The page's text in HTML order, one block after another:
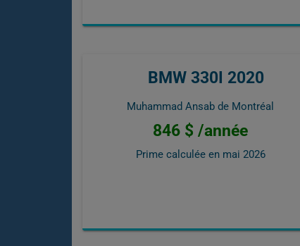
BMW 330I 2020
Muhammad Ansab de Montréal
846 $ /année
Prime calculée en mai 2026